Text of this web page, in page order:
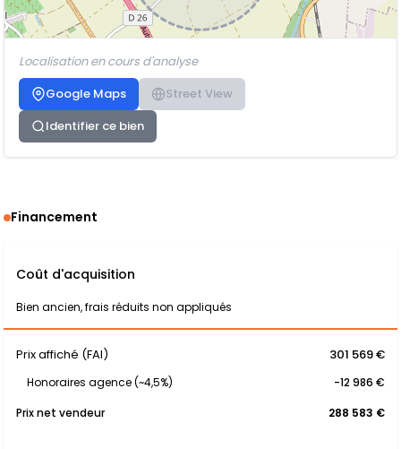
Localisation en cours d'analyse
Google Maps
Street View
Identifier ce bien
Financement
Coût d'acquisition
Bien ancien, frais réduits non appliqués
Prix affiché (FAI) 301 569 €
Honoraires agence (~4,5%)
-12 986 €
Prix net vendeur
288 583 €